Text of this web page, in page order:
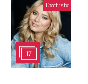
Exclusiv
17